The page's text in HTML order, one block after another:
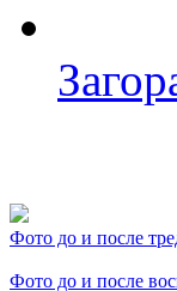
Фото до и после
Фото до и после